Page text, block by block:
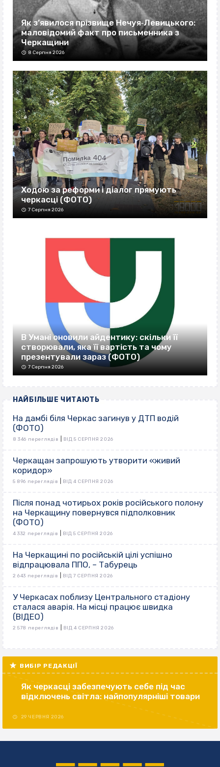
Як з’явилося прізвище Нечуя‐Левицького:
маловідомий факт про письменника з
Черкащини
8 Серпня 2026
Ходою за реформи і діалог прямують
черкасці (ФОТО)
7 Серпня 2026
В Умані оновили айдентику: скільки її
створювали, яка її вартість та чому
презентували зараз (ФОТО)
7 Серпня 2026
НАЙБІЛЬШЕ ЧИТАЮТЬ
На дамбі біля Черкас загинув у ДТП водій
(ФОТО)
8 346 переглядів ВІД 5 СЕРПНЯ 2026
Черкащан запрошують утворити «живий
коридор»
5 896 переглядів ВІД 4 СЕРПНЯ 2026
Після понад чотирьох років російського полону
на Черкащину повернувся підполковник
(ФОТО)
4 332 переглядів ВІД 5 СЕРПНЯ 2026
На Черкащині по російській цілі успішно
відпрацювала ППО, – Табурець
2 643 переглядів ВІД 7 СЕРПНЯ 2026
У Черкасах поблизу Центрального стадіону
сталася аварія. На місці працює швидка
(ВІДЕО)
2 578 переглядів ВІД 4 СЕРПНЯ 2026
ВИБІР РЕДАКЦІЇ
Як черкасці забезпечують себе під час
відключень світла: найпопулярніші товари
29 ЧЕРВНЯ 2026